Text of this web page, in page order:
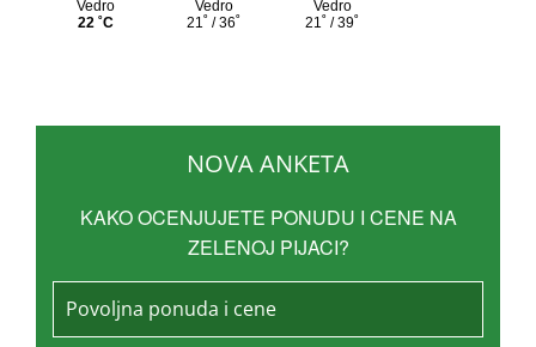
NOVA ANKETA
KAKO OCENJUJETE PONUDU I CENE NA
ZELENOJ PIJACI?
Povoljna ponuda i cene